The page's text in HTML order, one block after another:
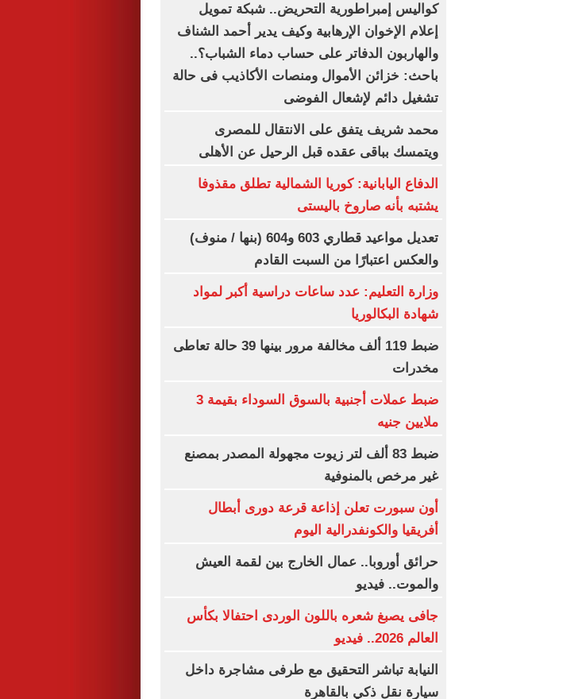
كواليس إمبراطورية التحريض.. شبكة تمويل
إعلام الإخوان الإرهابية وكيف يدير أحمد الشناف
والهاربون الدفاتر على حساب دماء الشباب؟..
باحث: خزائن الأموال ومنصات الأكاذيب فى حالة
تشغيل دائم لإشعال الفوضى
محمد شريف يتفق على الانتقال للمصرى
ويتمسك بباقى عقده قبل الرحيل عن الأهلى
الدفاع اليابانية: كوريا الشمالية تطلق مقذوفا
يشتبه بأنه صاروخ باليستى
تعديل مواعيد قطاري 603 و604 (بنها / منوف)
والعكس اعتبارًا من السبت القادم
وزارة التعليم: عدد ساعات دراسية أكبر لمواد
شهادة البكالوريا
ضبط 119 ألف مخالفة مرور بينها 39 حالة تعاطى
مخدرات
ضبط عملات أجنبية بالسوق السوداء بقيمة 3
ملايين جنيه
ضبط 83 ألف لتر زيوت مجهولة المصدر بمصنع
غير مرخص بالمنوفية
أون سبورت تعلن إذاعة قرعة دورى أبطال
أفريقيا والكونفدرالية اليوم
حرائق أوروبا.. عمال الخارج بين لقمة العيش
والموت.. فيديو
جافى يصبغ شعره باللون الوردى احتفالا بكأس
العالم 2026.. فيديو
النيابة تباشر التحقيق مع طرفى مشاجرة داخل
سيارة نقل ذكي بالقاهرة